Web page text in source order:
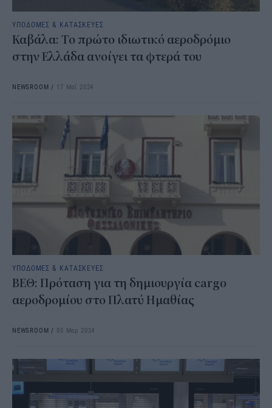
ΥΠΟΔΟΜΕΣ & ΚΑΤΑΣΚΕΥΕΣ
Καβάλα: Το πρώτο ιδιωτικό αεροδρόμιο
στην Ελλάδα ανοίγει τα φτερά του
NEWSROOM / 17 Μαΐ 2024
ΥΠΟΔΟΜΕΣ & ΚΑΤΑΣΚΕΥΕΣ
ΒΕΘ: Πρόταση για τη δημιουργία cargo
αεροδρομίου στο Πλατύ Ημαθίας
NEWSROOM / 05 Μαρ 2024